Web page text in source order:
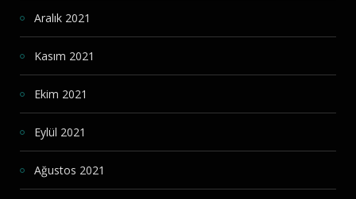
Aralık 2021
Kasım 2021
Ekim 2021
Eylül 2021
Ağustos 2021